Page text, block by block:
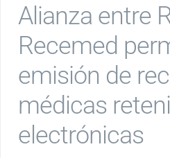
Alianza entre
Recemed
emisión de
médicas
electrónicas